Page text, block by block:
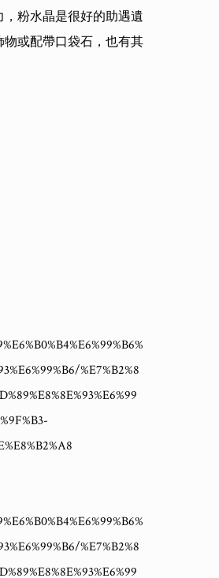
粉水晶是很好的助遇遺
或配帶口袋石，也有其
%E7%B2%8
%E7%B2%8